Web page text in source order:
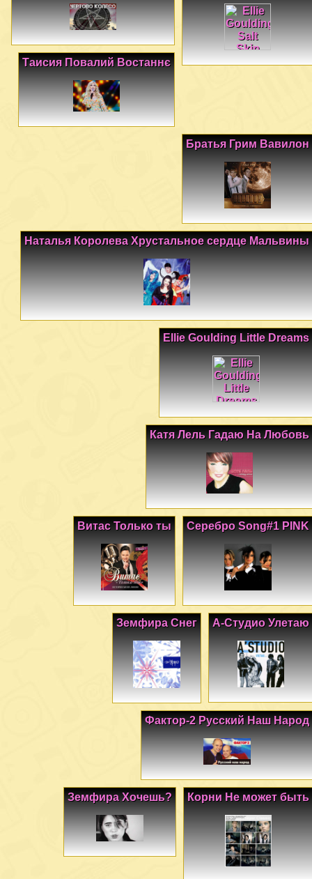
Таисия Повалий Востаннє
Братья Грим Вавилон
Наталья Королева Хрустальное сердце Мальвины
Ellie Goulding Little Dreams
Катя Лель Гадаю На Любовь
Серебро Song#1 PINK
Витас Только ты
А-Студио Улетаю
Земфира Снег
Фактор-2 Русский Наш Народ
Корни Не может быть
Земфира Хочешь?